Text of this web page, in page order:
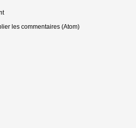
les commentaires (Atom)